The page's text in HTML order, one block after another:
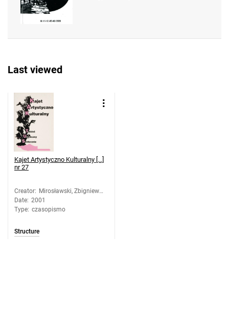
Last viewed
Kajet Artystyczno Kulturalny [...]
nr 27
Creator: Mirosławski, Zbigniew
(1958-). Oprac.
Date: 2001
Type: czasopismo
Structure